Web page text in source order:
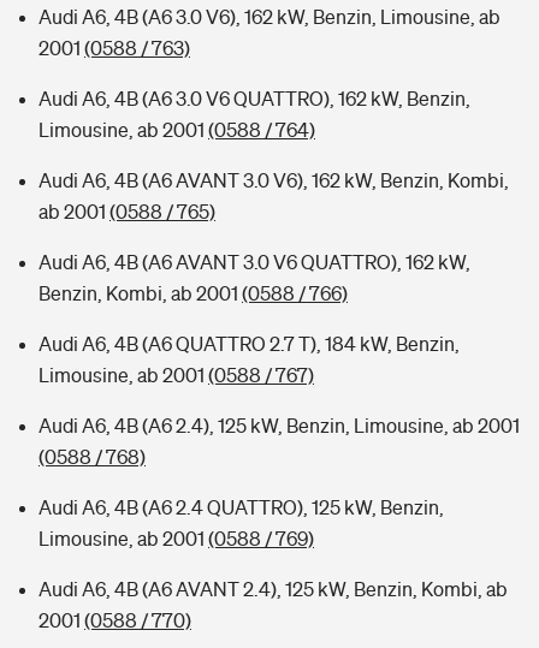
Audi A6, 4B (A6 3.0 V6), 162 kW, Benzin, Limousine, ab
2001 (0588 / 763)
Audi A6, 4B (A6 3.0 V6 QUATTRO), 162 kW, Benzin,
Limousine, ab 2001 (0588 / 764)
Audi A6, 4B (A6 AVANT 3.0 V6), 162 kW, Benzin, Kombi,
ab 2001 (0588 / 765)
Audi A6, 4B (A6 AVANT 3.0 V6 QUATTRO), 162 kW,
Benzin, Kombi, ab 2001 (0588 / 766)
Audi A6, 4B (A6 QUATTRO 2.7 T), 184 kW, Benzin,
Limousine, ab 2001 (0588 / 767)
Audi A6, 4B (A6 2.4), 125 kW, Benzin, Limousine, ab 2001
(0588 / 768)
Audi A6, 4B (A6 2.4 QUATTRO), 125 kW, Benzin,
Limousine, ab 2001 (0588 / 769)
Audi A6, 4B (A6 AVANT 2.4), 125 kW, Benzin, Kombi, ab
2001 (0588 / 770)